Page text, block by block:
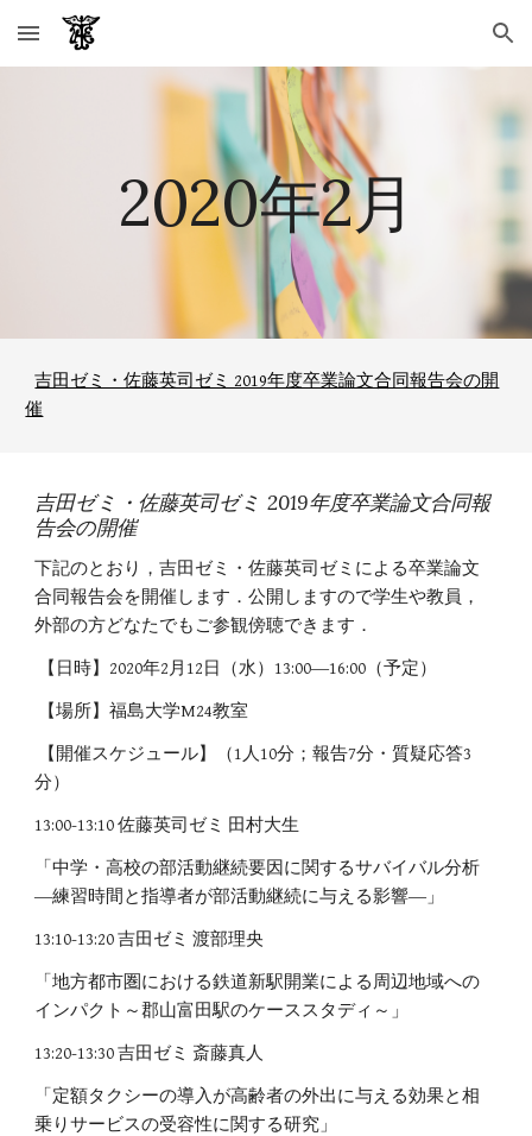
Skip to main content Skip to navigation
2020年2月
吉田ゼミ・佐藤英司ゼミ 2019年度卒業論文合同報告会の開
催
吉田ゼミ・佐藤英司ゼミ 2019年度卒業論文合同報
告会の開催
下記のとおり，吉田ゼミ・佐藤英司ゼミによる卒業論文
合同報告会を開催します．公開しますので学生や教員，
外部の方どなたでもご参観傍聴できます．
【日時】2020年2月12日（水）13:00―16:00（予定）
【場所】福島大学M24教室
【開催スケジュール】（1人10分；報告7分・質疑応答3
分）
13:00-13:10 佐藤英司ゼミ 田村大生
「中学・高校の部活動継続要因に関するサバイバル分析
―練習時間と指導者が部活動継続に与える影響―」
13:10-13:20 吉田ゼミ 渡部理央
「地方都市圏における鉄道新駅開業による周辺地域への
インパクト～郡山富田駅のケーススタディ～」
13:20-13:30 吉田ゼミ 斎藤真人
「定額タクシーの導入が高齢者の外出に与える効果と相
乗りサービスの受容性に関する研究」